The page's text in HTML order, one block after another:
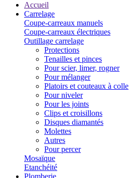
Accueil
Carrelage
Coupe-carreaux manuels
Coupe-carreaux électriques
Outillage carrelage
Protections
Tenailles et pinces
Pour scier, limer, rogner
Pour mélanger
Platoirs et couteaux à colle
Pour niveler
Pour les joints
Clips et croisillons
Disques diamantés
Molettes
Autres
Pour percer
Mosaïque
Etanchéité
Plomberie